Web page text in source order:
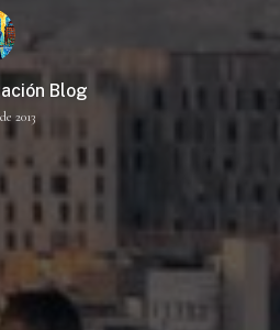
Blog
2013